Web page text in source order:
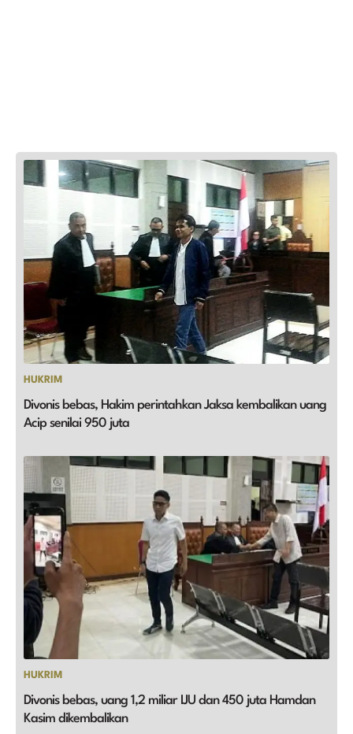
HUKRIM
Divonis bebas, Hakim perintahkan Jaksa kembalikan uang
Acip senilai 950 juta
HUKRIM
Divonis bebas, uang 1,2 miliar IJU dan 450 juta Hamdan
Kasim dikembalikan